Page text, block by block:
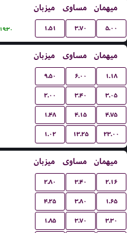
میزبان مساوی میهمان
۱۹:۳۰ ۱.۵۱ ۳.۷۰ ۵.۰۰
میزبان مساوی میهمان
۹.۵۰ ۶.۰۰ ۱.۱۸
۲.۰۰ ۳.۴۰ ۳.۰۵
۱.۴۸ ۴.۱۵ ۴.۷۵
۱.۰۲ ۱۳.۲۵ ۲۳.۰۰
میزبان مساوی میهمان
۲.۸۰ ۳.۴۰ ۲.۱۶
۴.۲۵ ۳.۸۰ ۱.۶۵
۱.۸۵ ۳.۷۰ ۳.۳۰